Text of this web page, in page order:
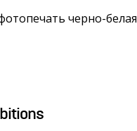
черно-белая